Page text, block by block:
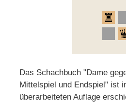
Das Schachbuch "Dame
Mittelspiel und Endspiel" ist
überarbeiteten Auflage